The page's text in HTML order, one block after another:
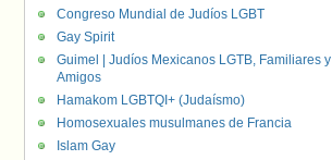
Congreso Mundial de Judíos LGBT
Gay Spirit
Guimel | Judíos Mexicanos LGTB, Familiares y
Amigos
Hamakom LGBTQI+ (Judaísmo)
Homosexuales musulmanes de Francia
Islam Gay